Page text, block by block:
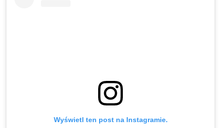
Wyświetl ten post na Instagramie.